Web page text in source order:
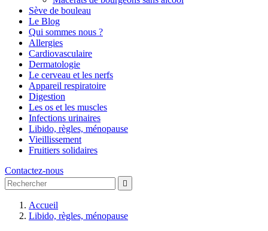
Sève de bouleau
Le Blog
Qui sommes nous ?
Allergies
Cardiovasculaire
Dermatologie
Le cerveau et les nerfs
Appareil respiratoire
Digestion
Les os et les muscles
Infections urinaires
Libido, règles, ménopause
Vieillissement
Fruitiers solidaires
Contactez-nous

Accueil
Libido, règles, ménopause